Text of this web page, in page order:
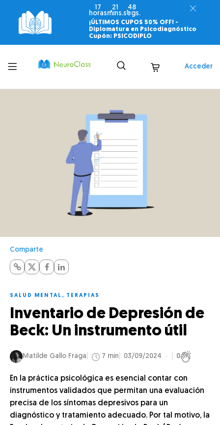
17
horas
21
mins.
47
segs.
¡ÚLTIMOS CUPOS 50% OFF! -
Diplomatura en Psicodiagnóstico
Cupón: PSICODIPLO
Toggle
menu
Acceder
Comparte
SALUD MENTAL , TERAPIAS
Inventario de Depresión de
Beck: Un instrumento útil
Matilde Gallo Fraga 7 min 03/09/2024 0
En la práctica psicológica es esencial contar con
instrumentos validados que permitan una evaluación
precisa de los síntomas depresivos para un
diagnóstico y tratamiento adecuado. Por tal motivo, la